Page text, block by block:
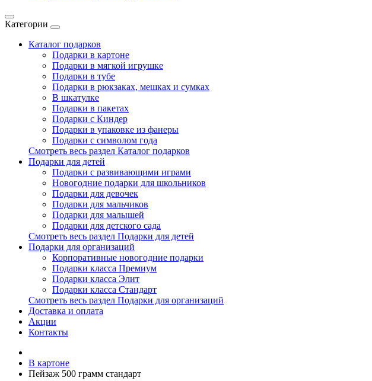
Категории
Каталог подарков
Подарки в картоне
Подарки в мягкой игрушке
Подарки в тубе
Подарки в рюкзаках, мешках и сумках
В шкатулке
Подарки в пакетах
Подарки с Киндер
Подарки в упаковке из фанеры
Подарки с символом года
Смотреть весь раздел Каталог подарков
Подарки для детей
Подарки с развивающими играми
Новогодние подарки для школьников
Подарки для девочек
Подарки для мальчиков
Подарки для малышей
Подарки для детского сада
Смотреть весь раздел Подарки для детей
Подарки для организаций
Корпоративные новогодние подарки
Подарки класса Премиум
Подарки класса Элит
Подарки класса Стандарт
Смотреть весь раздел Подарки для организаций
Доставка и оплата
Акции
Контакты
В картоне
Пейзаж 500 грамм стандарт